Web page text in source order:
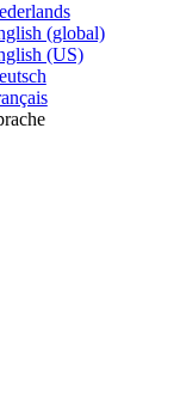
(global)
(US)